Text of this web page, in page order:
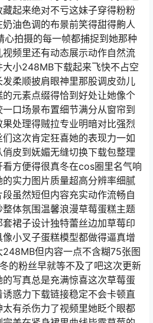
起来绝对不亏这妹子穿得粉粉
油色调的布景前笑得甜得齁人
拍摄的每一帧都捕捉到她那种
频里还有动态展示动作自然流
小248MB下载起来飞快不占空
柔顺披肩眼神里那股调皮劲儿
元素点缀得恰到好处让她像个
口场景布置细节满分从窗帘到
处理得贼拉专业明暗对比强烈
这次肯定狂喜她的表现力一如
皮到妩媚无缝切换下载包整理
方便得很真冬在cos圈里名气响
实力图片质量超高分辨率细腻
虽然短但内容充实动作流畅自
体氛围温馨浪漫草莓蛋糕主题
裙子设计独特蕾丝边加草莓印
小叉子蛋糕模型都做得逼真增
但内容一点不含糊75张图
的粉丝早就等不及了吧这次更新
写真总是充满惊喜这次草莓蛋
惑力下载链接稳定不会卡顿直
有杀伤力了视频里她眨个眼都